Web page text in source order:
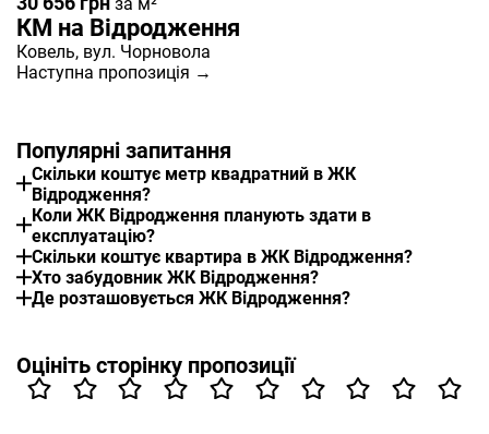
КМ на Відродження
Ковель, вул. Чорновола
Наступна пропозиція →
Популярні запитання
Скільки коштує метр квадратний в ЖК
Відродження?
Коли ЖК Відродження планують здати в
експлуатацію?
Скільки коштує квартира в ЖК Відродження?
Хто забудовник ЖК Відродження?
Де розташовується ЖК Відродження?
Оцініть сторінку пропозиції